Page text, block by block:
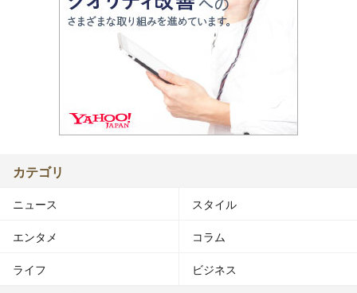
カテゴリ
ニュース スタイル
エンタメ コラム
ライフ ビジネス